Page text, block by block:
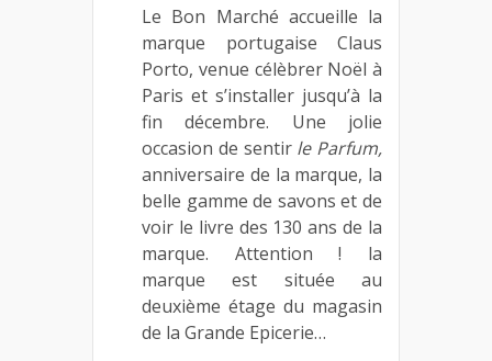
Le Bon Marché accueille la
marque portugaise Claus
Porto, venue célèbrer Noël à
Paris et s’installer jusqu’à la
fin décembre. Une jolie
occasion de sentir le Parfum,
anniversaire de la marque, la
belle gamme de savons et de
voir le livre des 130 ans de la
marque. Attention ! la
marque est située au
deuxième étage du magasin
de la Grande Epicerie…